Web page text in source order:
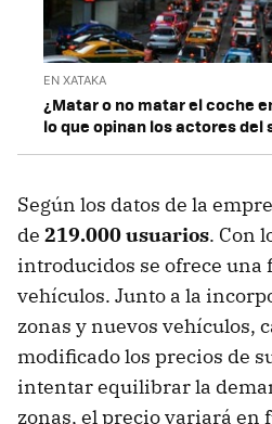
EN XATAKA
¿Matar o no matar el coche
lo que opinan los actores del
Según los datos de la
de 219.000 usuarios. Con
introducidos se ofrece una
vehículos. Junto a la
zonas y nuevos vehículos,
modificado los precios de
intentar equilibrar la
zonas, el precio variará en